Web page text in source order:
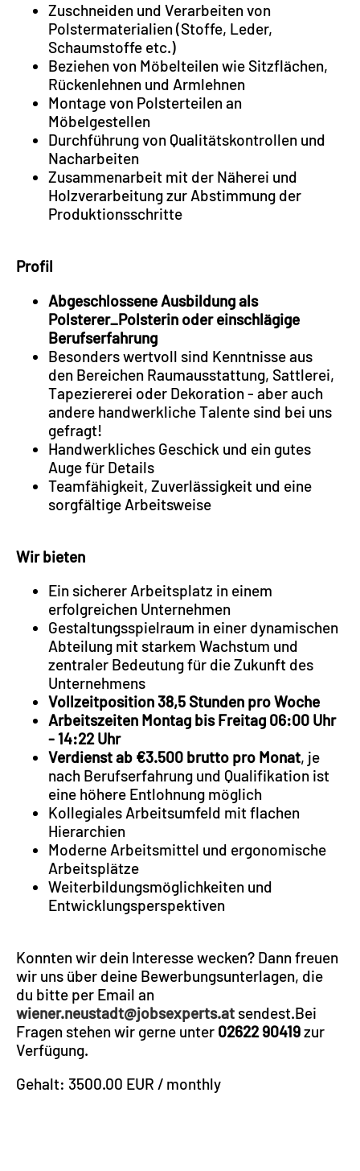
Zuschneiden und Verarbeiten von
Polstermaterialien (Stoffe, Leder,
Schaumstoffe etc.)
Beziehen von Möbelteilen wie Sitzflächen,
Rückenlehnen und Armlehnen
Montage von Polsterteilen an
Möbelgestellen
Durchführung von Qualitätskontrollen und
Nacharbeiten
Zusammenarbeit mit der Näherei und
Holzverarbeitung zur Abstimmung der
Produktionsschritte
Profil
Abgeschlossene Ausbildung als
Polsterer_Polsterin oder einschlägige
Berufserfahrung
Besonders wertvoll sind Kenntnisse aus
den Bereichen Raumausstattung, Sattlerei,
Tapeziererei oder Dekoration - aber auch
andere handwerkliche Talente sind bei uns
gefragt!
Handwerkliches Geschick und ein gutes
Auge für Details
Teamfähigkeit, Zuverlässigkeit und eine
sorgfältige Arbeitsweise
Wir bieten
Ein sicherer Arbeitsplatz in einem
erfolgreichen Unternehmen
Gestaltungsspielraum in einer dynamischen
Abteilung mit starkem Wachstum und
zentraler Bedeutung für die Zukunft des
Unternehmens
Vollzeitposition 38,5 Stunden pro Woche
Arbeitszeiten Montag bis Freitag 06:00 Uhr
- 14:22 Uhr
Verdienst ab €3.500 brutto pro Monat, je
nach Berufserfahrung und Qualifikation ist
eine höhere Entlohnung möglich
Kollegiales Arbeitsumfeld mit flachen
Hierarchien
Moderne Arbeitsmittel und ergonomische
Arbeitsplätze
Weiterbildungsmöglichkeiten und
Entwicklungsperspektiven
Konnten wir dein Interesse wecken? Dann freuen
wir uns über deine Bewerbungsunterlagen, die
du bitte per Email an
wiener.neustadt@jobsexperts.at sendest.Bei
Fragen stehen wir gerne unter 02622 90419zur
Verfügung.
Gehalt: 3500.00 EUR / monthly